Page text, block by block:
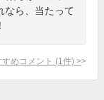
なら、当たって
めコメント (1 件) >